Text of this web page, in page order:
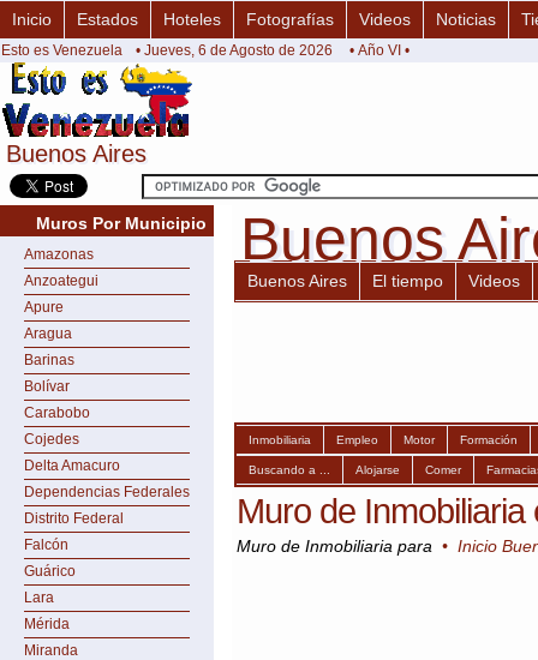
Buenos Aires
Buenos Aires
Inicio Estados Hoteles Fotografías Videos Noticias
Esto es Venezuela • Jueves, 6 de Agosto de 2026 • Año VI •
Muros Por Municipio
Amazonas
Anzoategui
Apure
Aragua
Barinas
Bolívar
Carabobo
Cojedes
Delta Amacuro
Dependencias Federales
Distrito Federal
Falcón
Guárico
Lara
Mérida
Miranda
Buenos
Buenos
Buenos Aires El tiempo Videos
Inmobiliaria Empleo Motor Formación
Buscando a ... Alojarse Comer
Muro de
Muro de Inmobiliaria para • Inicio